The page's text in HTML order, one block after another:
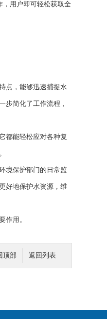
，用户即可轻松获取全
点，能够迅速捕捉水
步简化了工作流程，
都能轻松应对各种复
境保护部门的日常监
好地保护水资源，维
作用。
返回列表
顶部